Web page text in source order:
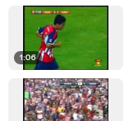
1:06